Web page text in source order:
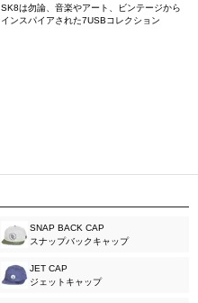
SK8は勿論、音楽やアート、ビンテージから
インスパイアされた7USBコレクション
SNAP BACK CAP
スナップバックキャップ
JET CAP
ジェットキャップ